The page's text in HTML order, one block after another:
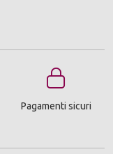
Pagamenti sicuri